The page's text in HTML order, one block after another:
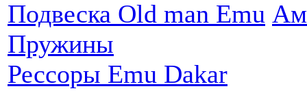
Подвеска Old man Emu
Пружины
Рессоры Emu Dakar